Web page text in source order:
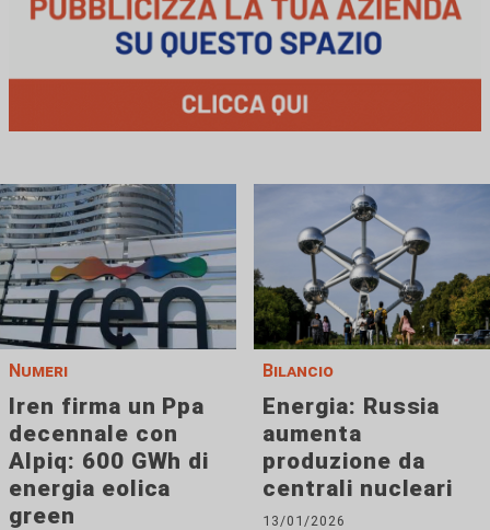
Numeri
Iren firma un Ppa
decennale con
Alpiq: 600 GWh di
energia eolica
green
Bilancio
Energia: Russia
aumenta
produzione da
centrali nucleari
13/01/2026